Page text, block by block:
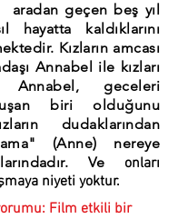
aradan geçen beş yıl
hayatta kaldıklarını
Kızların amcası
Annabel ile kızları
Annabel, geceleri
biri olduğunu
dudaklarından
(Anne) nereye
Ve onları
niyeti yoktur.
Film etkili bir